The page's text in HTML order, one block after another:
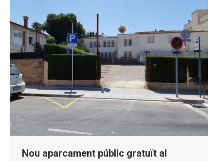
Nou aparcament públic gratuït al